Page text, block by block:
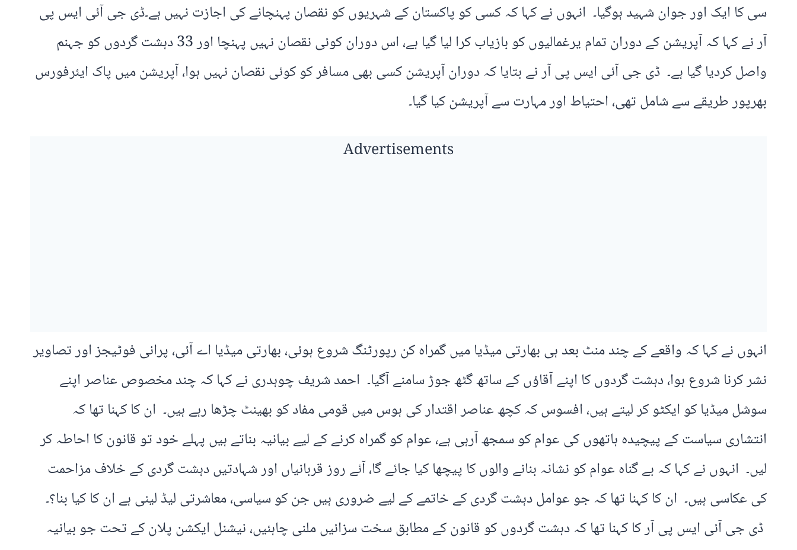
سی کا ایک اور جوان شہید ہوگیا۔ انہوں نے کہا کہ کسی کو پاکستان کے شہریوں کو نقصان پہنچانے کی اجازت نہیں ہے۔ڈی جی آئی ایس پی
آر نے کہا کہ آپریشن کے دوران تمام یرغمالیوں کو بازیاب کرا لیا گیا ہے، اس دوران کوئی نقصان نہیں پہنچا اور 33 دہشت گردوں کو جہنم
واصل کردیا گیا ہے۔ ڈی جی آئی ایس پی آر نے بتایا کہ دوران آپریشن کسی بھی مسافر کو کوئی نقصان نہیں ہوا، آپریشن میں پاک ایئرفورس
بھرپور طریقے سے شامل تھی، احتیاط اور مہارت سے آپریشن کیا گیا۔
Advertisements
انہوں نے کہا کہ واقعے کے چند منٹ بعد ہی بھارتی میڈیا میں گمراہ کن رپورٹنگ شروع ہوئی، بھارتی میڈیا اے آئی، پرانی فوٹیجز اور تصاویر
نشر کرنا شروع ہوا، دہشت گردوں کا اپنے آقاؤں کے ساتھ گٹھ جوڑ سامنے آگیا۔ احمد شریف چوہدری نے کہا کہ چند مخصوص عناصر اپنے
سوشل میڈیا کو ایکٹو کر لیتے ہیں، افسوس کہ کچھ عناصر اقتدار کی ہوس میں قومی مفاد کو بھینٹ چڑھا رہے ہیں۔ ان کا کہنا تھا کہ
انتشاری سیاست کے پیچیدہ ہاتھوں کی عوام کو سمجھ آرہی ہے، عوام کو گمراہ کرنے کے لیے بیانیہ بناتے ہیں پہلے خود تو قانون کا احاطہ کر
لیں۔ انہوں نے کہا کہ بے گناہ عوام کو نشانہ بنانے والوں کا پیچھا کیا جائے گا، آئے روز قربانیاں اور شہادتیں دہشت گردی کے خلاف مزاحمت
کی عکاسی ہیں۔ ان کا کہنا تھا کہ جو عوامل دہشت گردی کے خاتمے کے لیے ضروری ہیں جن کو سیاسی، معاشرتی لیڈ لینی ہے ان کا کیا بنا؟۔
ڈی جی آئی ایس پی آر کا کہنا تھا کہ دہشت گردوں کو قانون کے مطابق سخت سزائیں ملنی چاہئیں، نیشنل ایکشن پلان کے تحت جو بیانیہ